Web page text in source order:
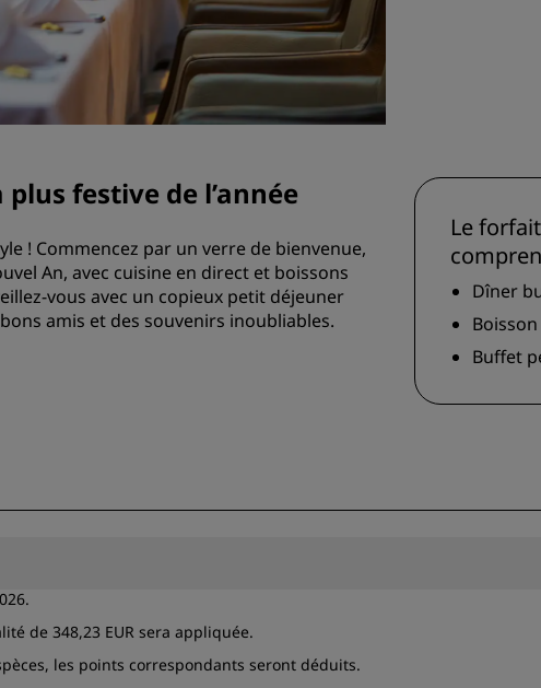
Demander un devis
Pour les événements
Solutions d’entreprise
Rechercher des vols
Restaurants
Rechercher un restaurant
festive de l’année
! Commencez par un verre de bienvenue,
An, avec cuisine en direct et boissons
vous avec un copieux petit déjeuner
amis et des souvenirs inoubliables.
Le
Dîner
Buffet
de 348,23 EUR sera appliquée.
les points correspondants seront déduits.